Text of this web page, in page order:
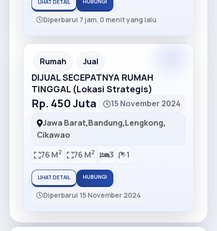
LIHAT DETAIL HUBUNGI
Diperbarui 7 jam, 0 menit yang lalu
Recommended
Rumah Jual
DIJUAL SECEPATNYA RUMAH
TINGGAL (Lokasi Strategis)
Rp. 450 Juta
15 November 2024
Jawa Barat,Bandung,Lengkong,
Cikawao
76 M2 76 M2 3 1
LIHAT DETAIL HUBUNGI
Diperbarui 15 November 2024